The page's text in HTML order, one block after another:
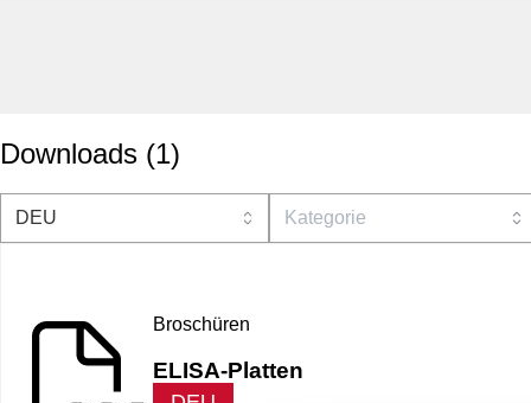
Downloads (1)
Broschüren
ELISA-Platten